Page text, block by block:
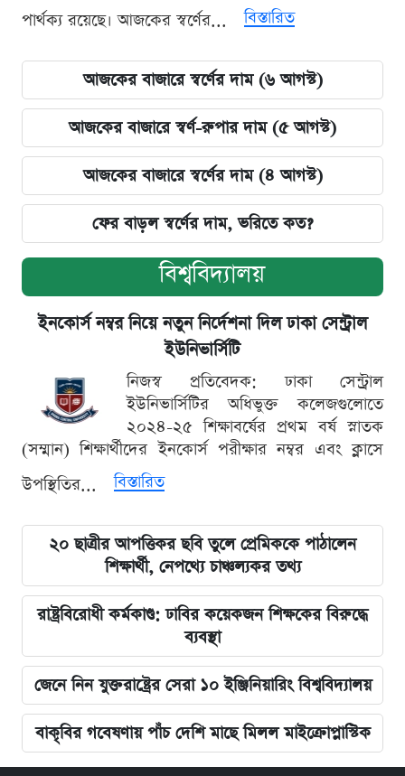
পার্থক্য রয়েছে। আজকের স্বর্ণের...
বিস্তারিত
আজকের বাজারে স্বর্ণের দাম (৬ আগস্ট)
আজকের বাজারে স্বর্ণ-রুপার দাম (৫ আগস্ট)
আজকের বাজারে স্বর্ণের দাম (৪ আগস্ট)
ফের বাড়ল স্বর্ণের দাম, ভরিতে কত?
বিশ্ববিদ্যালয়
ইনকোর্স নম্বর নিয়ে নতুন নির্দেশনা দিল ঢাকা সেন্ট্রাল
ইউনিভার্সিটি
নিজস্ব প্রতিবেদক: ঢাকা সেন্ট্রাল
ইউনিভার্সিটির অধিভুক্ত কলেজগুলোতে
২০২৪-২৫ শিক্ষাবর্ষের প্রথম বর্ষ স্নাতক
(সম্মান) শিক্ষার্থীদের ইনকোর্স পরীক্ষার নম্বর এবং ক্লাসে
উপস্থিতির...
বিস্তারিত
২০ ছাত্রীর আপত্তিকর ছবি তুলে প্রেমিককে পাঠালেন
শিক্ষার্থী, নেপথ্যে চাঞ্চল্যকর তথ্য
রাষ্ট্রবিরোধী কর্মকাণ্ড: ঢাবির কয়েকজন শিক্ষকের বিরুদ্ধে
ব্যবস্থা
জেনে নিন যুক্তরাষ্ট্রের সেরা ১০ ইঞ্জিনিয়ারিং বিশ্ববিদ্যালয়
বাকৃবির গবেষণায় পাঁচ দেশি মাছে মিলল মাইক্রোপ্লাস্টিক